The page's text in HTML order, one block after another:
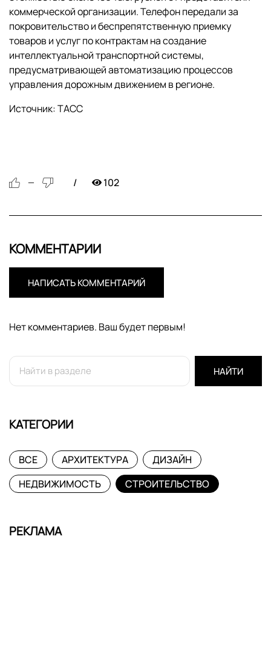
коммерческой организации. Телефон передали за
покровительство и беспрепятственную приемку
товаров и услуг по контрактам на создание
интеллектуальной транспортной системы,
предусматривающей автоматизацию процессов
управления дорожным движением в регионе.
Источник: ТАСС
— 102
КОММЕНТАРИИ
НАПИСАТЬ КОММЕНТАРИЙ
Нет комментариев. Ваш будет первым!
НАЙТИ
КАТЕГОРИИ
ВСЕ АРХИТЕКТУРА
ДИЗАЙН
НЕДВИЖИМОСТЬ
СТРОИТЕЛЬСТВО
РЕКЛАМА